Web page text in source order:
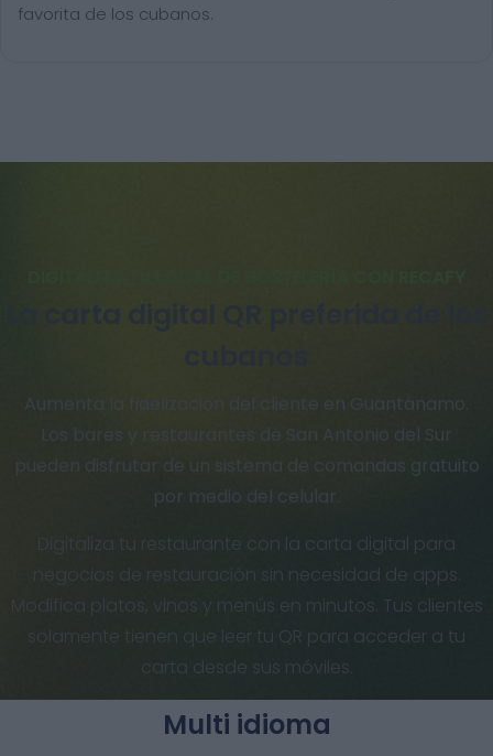
favorita de los cubanos.
Aumenta la fidelización del cliente en Guantánamo.
Los bares y restaurantes de San Antonio del Sur
pueden disfrutar de un sistema de comandas gratuito
por medio del celular.
Digitaliza tu restaurante con la carta digital para
negocios de restauración sin necesidad de apps.
Modifica platos, vinos y menús en minutos. Tus clientes
solamente tienen que leer tu QR para acceder a tu
carta desde sus móviles.
Multi idioma